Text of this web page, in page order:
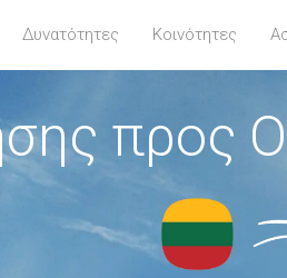
Δυνατότητες Κοινότητες
προς